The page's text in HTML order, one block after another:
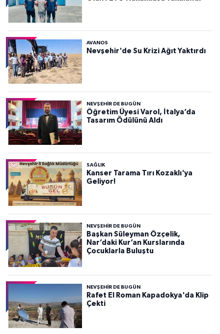
AVANOS
Nevşehir'de Su Krizi Ağıt Yaktırdı
NEVŞEHIR DE BUGÜN
Öğretim Üyesi Varol, İtalya’da
Tasarım Ödülünü Aldı
SAĞLIK
Kanser Tarama Tırı Kozaklı'ya
Geliyor!
NEVŞEHIR DE BUGÜN
Başkan Süleyman Özçelik,
Nar’daki Kur’an Kurslarında
Çocuklarla Buluştu
NEVŞEHIR DE BUGÜN
Rafet El Roman Kapadokya'da Klip
Çekti